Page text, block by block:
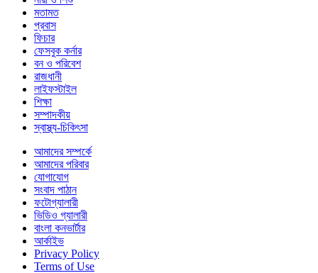
মতামত
প্রবাস
ফিচার
ফেসবুক কর্নার
বন ও পরিবেশ
রাজধানী
লাইফস্টাইল
শিক্ষা
সম্পাদকীয়
স্বাস্থ্য-চিকিৎসা
আমাদের সম্পর্কে
আমাদের পরিবার
যোগাযোগ
সংবাদ পাঠান
ফটোগ্যালারী
ভিডিও গ্যালারী
বাংলা কনভার্টার
আর্কাইভ
Privacy Policy
Terms of Use